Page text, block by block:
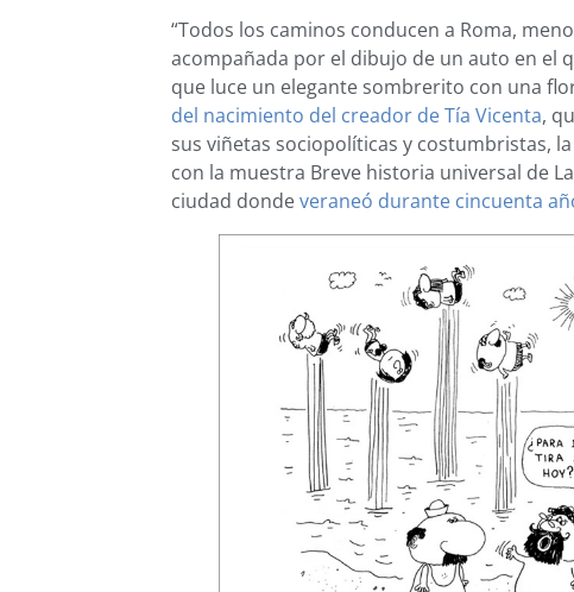
“Todos los caminos conducen a Roma,
acompañada por el dibujo de un auto en el
que luce un elegante sombrerito con una
del nacimiento del creador de Tía Vicenta,
sus viñetas sociopolíticas y costumbristas,
con la muestra Breve historia universal de
ciudad dondeveraneó durante cincuenta